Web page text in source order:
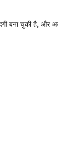
चुकी है, और